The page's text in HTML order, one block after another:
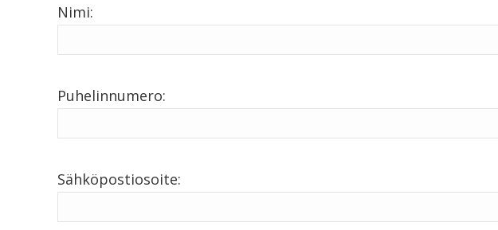
Nimi:
Puhelinnumero:
Sähköpostiosoite: